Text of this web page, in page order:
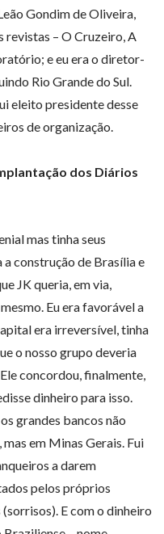
Gondim de Oliveira,
revistas – O Cruzeiro, A
e eu era o diretor-
Rio Grande do Sul.
eleito presidente desse
de organização.
dos Diários
mas tinha seus
construção de Brasília e
JK queria, em via,
Eu era favorável a
era irreversível, tinha
o nosso grupo deveria
concordou, finalmente,
dinheiro para isso.
grandes bancos não
em Minas Gerais. Fui
a darem
pelos próprios
E com o dinheiro